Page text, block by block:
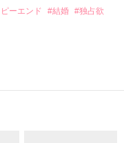
ーエンド #結婚 #独占欲
のだが、後輩の姫原由